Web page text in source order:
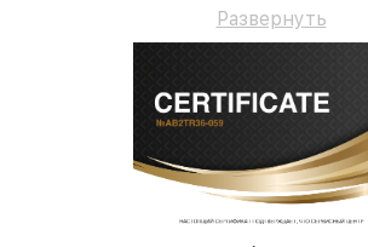
Развернуть